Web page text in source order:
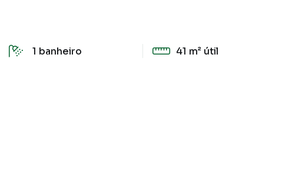
1 banheiro 41 m² útil